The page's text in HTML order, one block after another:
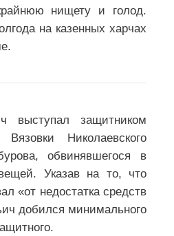
нищету и голод.
на казенных харчах
выступал защитником
Вязовки Николаевского
обвинявшегося в
Указав на то, что
«от недостатка средств
добился минимального